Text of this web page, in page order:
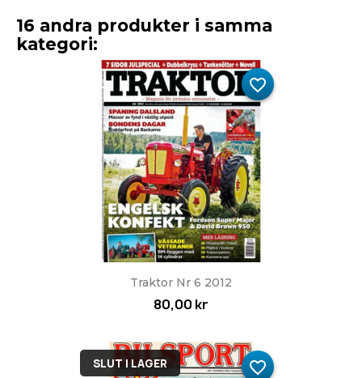
16 andra produkter i samma
kategori:
Traktor Nr 6 2012
80,00 kr
favorite_border
SLUT I LAGER favorite_border